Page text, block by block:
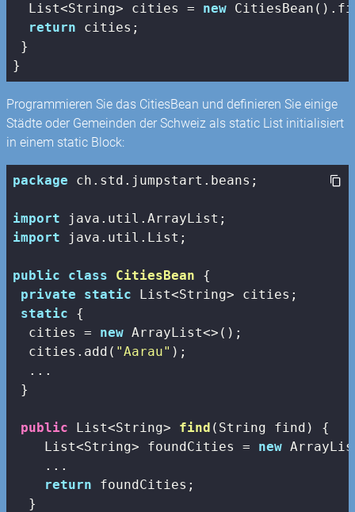
  List<String> cities =
new
return cities;
}
}
Programmieren Sie das CitiesBean und definieren Sie einige
Städte oder Gemeinden der Schweiz als static List initialisiert
in einem static Block:
package ch.std.jumpstart.beans;
import
import java.util.List;
public class CitiesBean
{
private
static List<String> cities;
static {
  cities =
new ArrayList<>();
  cities.add(
"Aarau" );
  ...
}
public List<String> find (String find)
{
    List<String> foundCities =
new
    ...
return foundCities;
  }